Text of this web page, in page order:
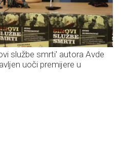
službe smrti' autora Avde
uoči premijere u